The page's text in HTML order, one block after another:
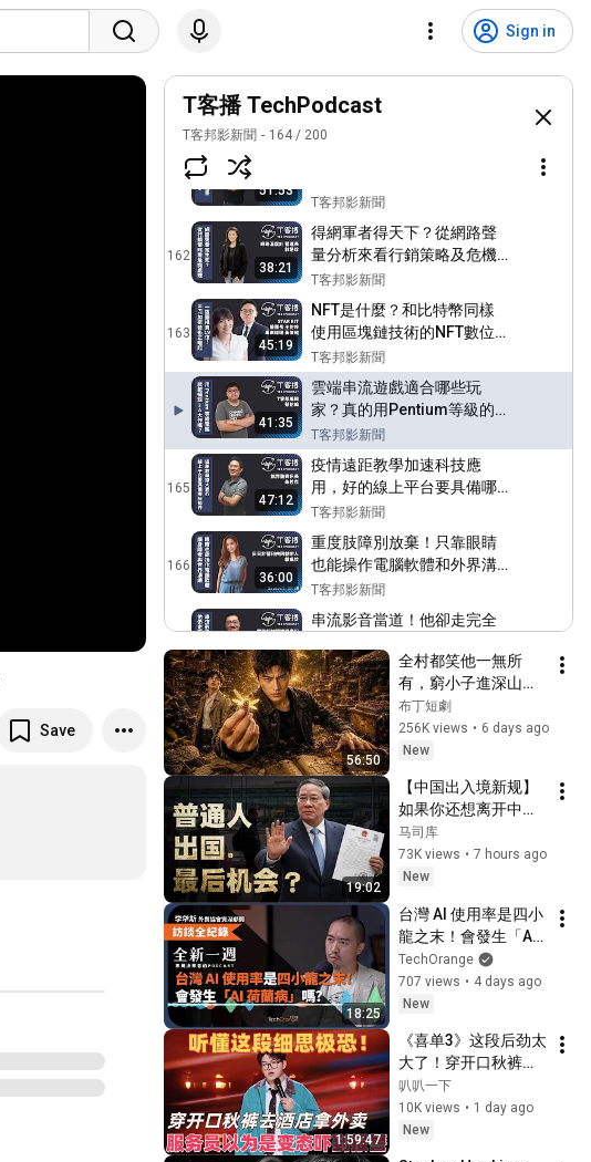
Sign in
Save
T客播 TechPodcast
T客邦影新聞 164 / 200
編碼和麥克風陣列，告訴你
如何挑選一支真．無線藍牙
160
相機4K錄影、行車記錄器、
運動攝影機都要使用高速記
挑？丨T客播
161
51:53
軍事寫實漫畫《燃燒的西太
平洋》再度網路爆紅丨T客播
T客邦影新聞
162
38:21
得網軍者得天下？從網路聲
量分析來看行銷策略及危機
處理丨T客播
T客邦影新聞
163
45:19
NFT是什麼？和比特幣同樣
使用區塊鏈技術的NFT數位
收藏品市場前景又如何？丨T
客播
T客邦影新聞
41:35
雲端串流遊戲適合哪些玩
家？真的用Pentium等級的
電腦就可以玩3A遊戲大作
嗎？丨T客播
T客邦影新聞
165
47:12
疫情遠距教學加速科技應
用，好的線上平台要具備哪
些條件？老師和學生又要做
好哪些準備？丨T客播
T客邦影新聞
166
36:00
重度肢障別放棄！只靠眼睛
也能操作電腦軟體和外界溝
通甚至在家工作丨T客播
T客邦影新聞
39:42
串流影音當道！他卻走完全
T客邦影新聞
168
🎊兩萬訂閱抽獎｜職棒啦啦
隊員是幸福的工作！Z咖小模
貴貴揭密啦啦隊工作幕後丨T
客播
T客邦影新聞
169
彩色電子紙來了！不止是電
子書，電子標籤、海報藝廊
應用更廣泛丨T客播
T客邦影新聞
170
網路報稅風險高嗎？有因為
網路報稅而被駭客攻擊的案
例嗎？丨T客播
T客邦影新聞
171
「責任我扛！」汽機車第三
人責任險不用保太高，超額
險一定要保足！丨T客播
T客邦影新聞
172
自炊新境界！把掃描器帶到
星巴克去自製電子書丨T客播
T客邦影新聞
173
【2021拍照手機推薦】手機
的鏡頭愈多顆照相愈厲害
嗎？手機鏡頭各有什麼功
能？手機夜拍問題如何解決
T客邦影新聞
56:50
全村都笑他一無所
有，窮小子進深山靠
神秘蜂蜜翻身！#被
踢出局後我成了山野
蜂王 #鄉村逆襲 #創
窮小子逆襲 #打臉爽
劇 #白手起家 #人生
翻盤 #熱門短劇
布丁短劇
256K views • 6 days ago
New
19:02
【中国出入境新规】
如果你还想离开中
国，这可能最应该看
的一个节目
马司库
73K views • 7 hours ago
New
18:25
台灣 AI 使用率是四小
龍之末！會發生「AI
荷蘭病」嗎？Ft. 外貿
協會資深顧問李牮斯
│全新一週 EP225
TechOrange
707 views • 4 days ago
New
1:59:47
《喜单3》这段后劲太
大了！穿开口秋裤拿
外卖，被当变态报警
了！#喜剧之王单口
季 #脱口秀 #搞笑 #
叭叭一下
10K views • 1 day ago
New